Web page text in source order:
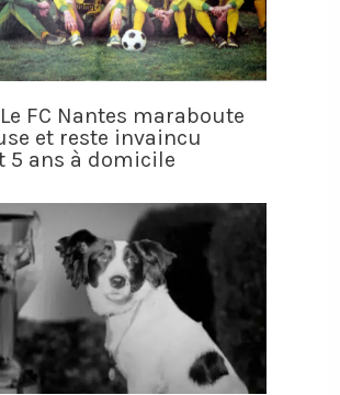
Le FC Nantes maraboute
et reste invaincu
5 ans à domicile